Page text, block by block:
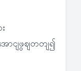
ောငျဖွဈတတျ၍